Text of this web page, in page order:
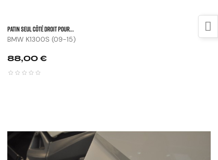
Patin Seul Côté Droit Pour...
BMW K1300S (09-15)
Prix
88,00 €